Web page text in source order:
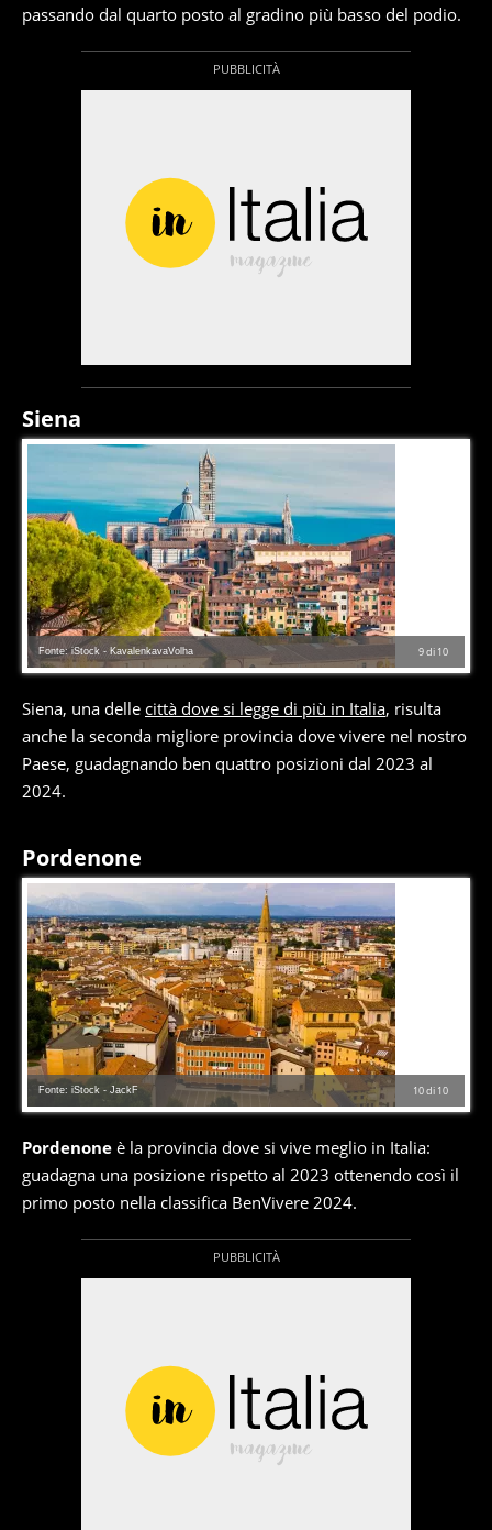
passando dal quarto posto al gradino più basso del podio.
Siena
9di 10
Fonte: iStock - KavalenkavaVolha
Siena, una delle città dove si legge di più in Italia, risulta
anche la seconda migliore provincia dove vivere nel nostro
Paese, guadagnando ben quattro posizioni dal 2023 al
2024.
Pordenone
10di 10
Fonte: iStock - JackF
Pordenone è la provincia dove si vive meglio in Italia:
guadagna una posizione rispetto al 2023 ottenendo così il
primo posto nella classifica BenVivere 2024.